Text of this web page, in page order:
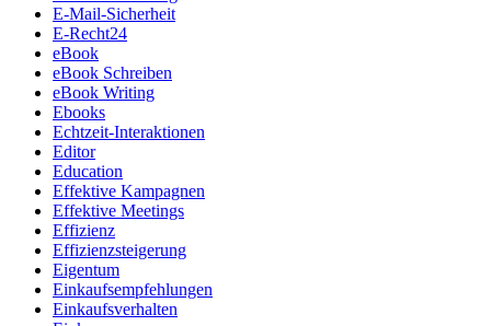
E-Mail-Sicherheit
E-Recht24
eBook
eBook Schreiben
eBook Writing
Ebooks
Echtzeit-Interaktionen
Editor
Education
Effektive Kampagnen
Effektive Meetings
Effizienz
Effizienzsteigerung
Eigentum
Einkaufsempfehlungen
Einkaufsverhalten